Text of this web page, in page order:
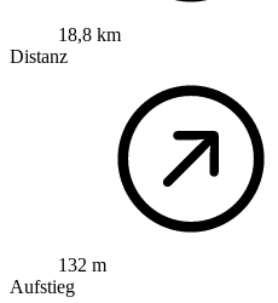
18,8 km
Distanz
132 m
Aufstieg